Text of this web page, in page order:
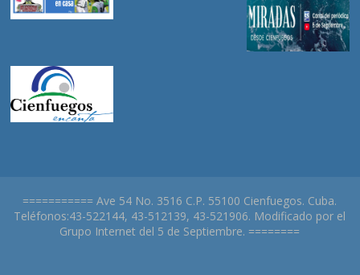
=========== Ave 54 No. 3516 C.P. 55100 Cienfuegos. Cuba.
Teléfonos:43-522144, 43-512139, 43-521906. Modificado por el
Grupo Internet del 5 de Septiembre. ========